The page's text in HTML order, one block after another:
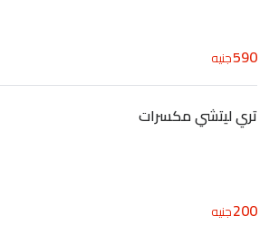
590جنيه
تري ليتشي مكسرات
200جنيه